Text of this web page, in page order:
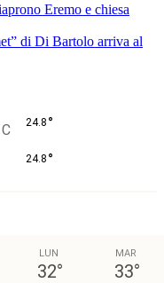
Eremo e chiesa
di Di Bartolo arriva al
C 24.8 °
24.8 °
LUN
32°
MAR
33°